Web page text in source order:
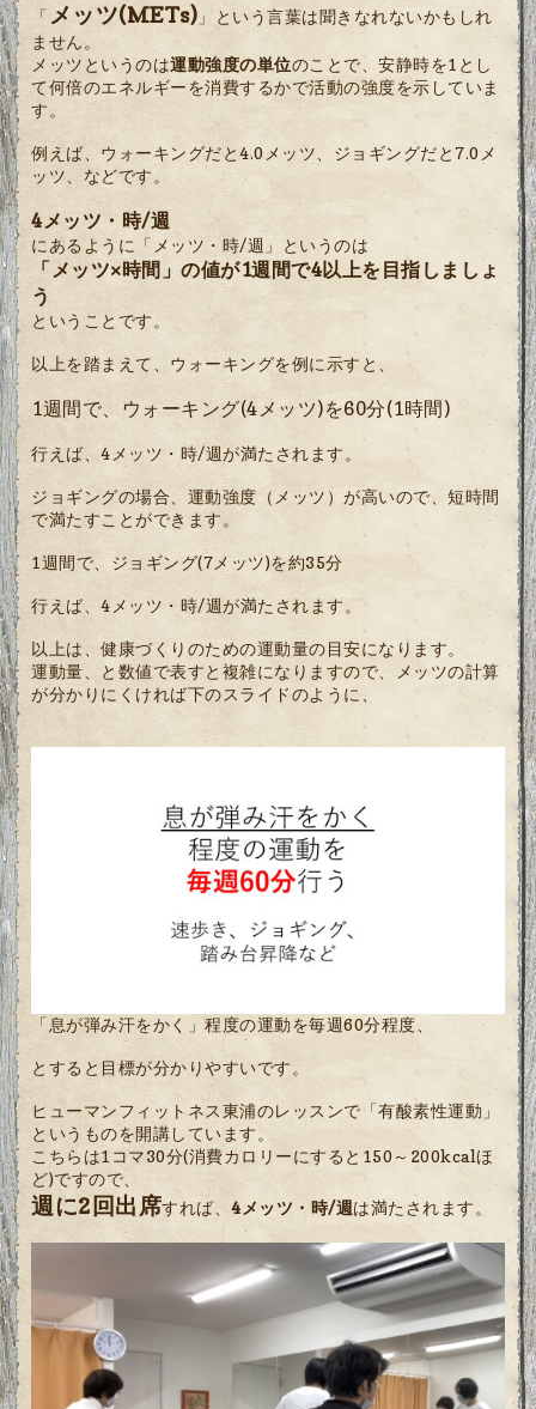
「 メッツ(METs)」という言葉は聞きなれないかもしれ
ません。
メッツというのは運動強度の単位のことで、安静時を1とし
て何倍のエネルギーを消費するかで活動の強度を示していま
す。
例えば、ウォーキングだと4.0メッツ、ジョギングだと7.0メ
ッツ、などです。
4メッツ・時/週
にあるように「メッツ・時/週」というのは
「メッツ×時間」の値が1週間で4以上を目指しましょ
う
ということです。
以上を踏まえて、ウォーキングを例に示すと、
1週間で、ウォーキング(4メッツ)を60分(1時間)
行えば、4メッツ・時/週が満たされます。
ジョギングの場合、運動強度（メッツ）が高いので、短時間
で満たすことができます。
1週間で、ジョギング(7メッツ)を約35分
行えば、4メッツ・時/週が満たされます。
以上は、健康づくりのための運動量の目安になります。
運動量、と数値で表すと複雑になりますので、メッツの計算
が分かりにくければ下のスライドのように、
「息が弾み汗をかく」程度の運動を毎週60分程度、
とすると目標が分かりやすいです。
ヒューマンフィットネス東浦のレッスンで「有酸素性運動」
というものを開講しています。
こちらは1コマ30分(消費カロリーにすると150～200kcalほ
ど)ですので、
週に2回出席すれば、4メッツ・時/週は満たされます。